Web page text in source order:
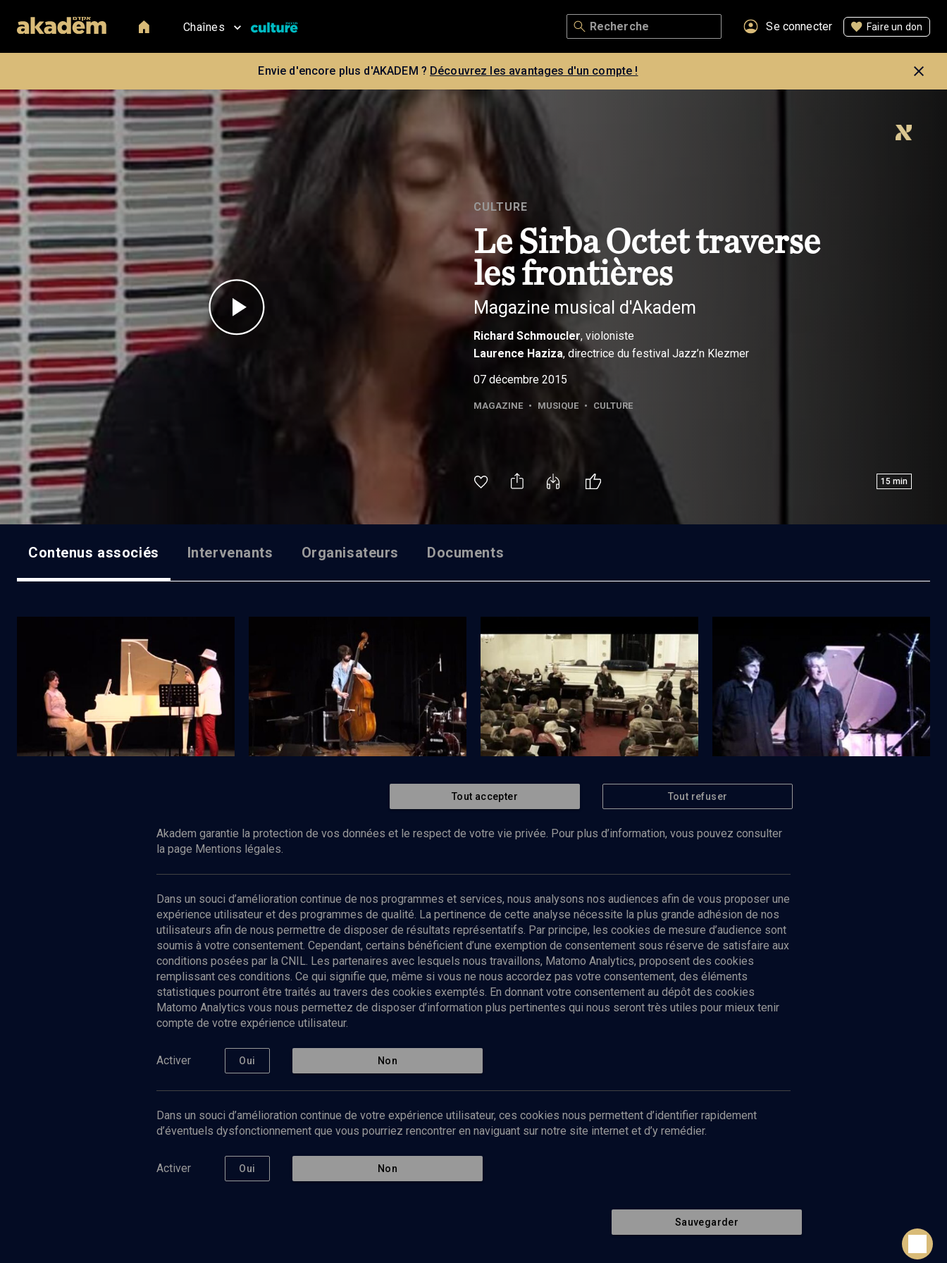
Chaînes Se connecter Faire un don
Envie d'encore plus d'AKADEM ? Découvrez les avantages d'un compte !
CULTURE
Le Sirba Octet traverse
les frontières
Magazine musical d'Akadem
Richard Schmoucler, violoniste
Laurence Haziza, directrice du festival Jazz’n Klezmer
07 décembre 2015
MAGAZINE • MUSIQUE • CULTURE
15 min
Contenus associés Intervenants Organisateurs Documents
Festival Jazz'n Klezmer 2013 - n° 3
Regarder
Concert Jazz israélien: Shalosh
Les trésors du klezmer
CULTURE Regarder
Concert Sirba Octet
CULTURE
Sirba Octet
Abonnez-vous à notre newsletter
Envoyer
Nos Chaines
Culture
Limoud
Université
Podcast
Politique de protection des données
personnelles
Mentions légales
Contact
Retour en haut de page
Tout accepter Tout refuser
Akadem garantie la protection de vos données et le respect de votre vie privée. Pour plus d’information, vous pouvez consulter
la page Mentions légales.
Dans un souci d’amélioration continue de nos programmes et services, nous analysons nos audiences afin de vous proposer une
expérience utilisateur et des programmes de qualité. La pertinence de cette analyse nécessite la plus grande adhésion de nos
utilisateurs afin de nous permettre de disposer de résultats représentatifs. Par principe, les cookies de mesure d’audience sont
soumis à votre consentement. Cependant, certains bénéficient d’une exemption de consentement sous réserve de satisfaire aux
conditions posées par la CNIL. Les partenaires avec lesquels nous travaillons, Matomo Analytics, proposent des cookies
remplissant ces conditions. Ce qui signifie que, même si vous ne nous accordez pas votre consentement, des éléments
statistiques pourront être traités au travers des cookies exemptés. En donnant votre consentement au dépôt des cookies
Matomo Analytics vous nous permettez de disposer d’information plus pertinentes qui nous seront très utiles pour mieux tenir
compte de votre expérience utilisateur.
Activer Oui Non
Dans un souci d’amélioration continue de votre expérience utilisateur, ces cookies nous permettent d’identifier rapidement
d’éventuels dysfonctionnement que vous pourriez rencontrer en naviguant sur notre site internet et d’y remédier.
Activer Oui Non
Sauvegarder